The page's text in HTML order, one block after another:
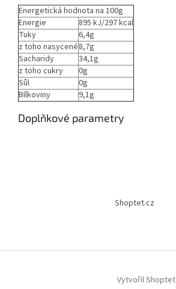
Energetická hodnota na 100g
Energie
895 kJ/297 kcal
Tuky
6,4g
z toho nasycené8,7g
Sacharidy
34,1g
z toho cukry
0g
Sůl
0g
Bílkoviny
9,1g
Doplňkové parametry
í
Shoptet.cz
Vytvořil Shoptet